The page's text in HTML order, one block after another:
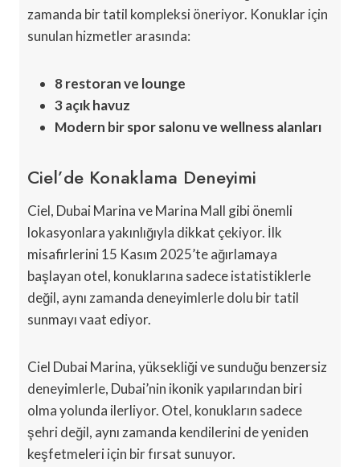
zamanda bir tatil kompleksi öneriyor. Konuklar için
sunulan hizmetler arasında:
8 restoran ve lounge
3 açık havuz
Modern bir spor salonu ve wellness alanları
Ciel’de Konaklama Deneyimi
Ciel, Dubai Marina ve Marina Mall gibi önemli
lokasyonlara yakınlığıyla dikkat çekiyor. İlk
misafirlerini 15 Kasım 2025’te ağırlamaya
başlayan otel, konuklarına sadece istatistiklerle
değil, aynı zamanda deneyimlerle dolu bir tatil
sunmayı vaat ediyor.
Ciel Dubai Marina, yüksekliği ve sunduğu benzersiz
deneyimlerle, Dubai’nin ikonik yapılarından biri
olma yolunda ilerliyor. Otel, konukların sadece
şehri değil, aynı zamanda kendilerini de yeniden
keşfetmeleri için bir fırsat sunuyor.